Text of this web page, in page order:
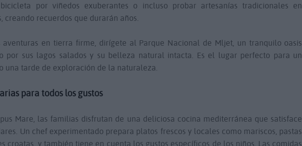
por viñedos exuberantes o incluso probar artesanías tradicionales en
creando recuerdos que durarán años.
aventuras en tierra firme, dirígete al Parque Nacional de Mljet, un tranquilo oasis
por sus lagos salados y su belleza natural intacta. Es el lugar perfecto para un
una tarde de exploración de la naturaleza.
para todos los gustos
Mare, las familias disfrutan de una deliciosa cocina mediterránea que satisface
Un chef experimentado prepara platos frescos y locales como mariscos, pastas
croatas, y también tiene en cuenta los gustos específicos de los niños. Las comidas